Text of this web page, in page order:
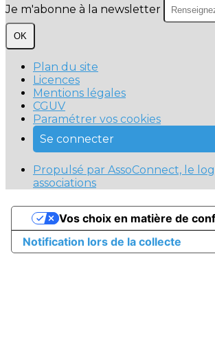
Je m'abonne à la newsletter
OK
Plan du site
Licences
Mentions légales
CGUV
Paramétrer vos cookies
Se connecter
Propulsé par AssoConnect, le
associations
Notification lors de la collecte
Vos choix en matière de